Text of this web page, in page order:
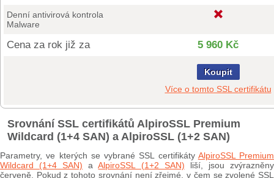
Denní antivirová kontrola
Malware
Cena za rok již za 5 960 Kč
Koupit
Více o tomto SSL certifikátu
Srovnání SSL certifikátů AlpiroSSL Premium
Wildcard (1+4 SAN) a AlpiroSSL (1+2 SAN)
Parametry, ve kterých se vybrané SSL certifikáty AlpiroSSL Premium
Wildcard (1+4 SAN) aAlpiroSSL (1+2 SAN) liší, jsou zvýrazněny
červeně. Pokud z tohoto srovnání není zřejmé, v čem se zvolené SSL